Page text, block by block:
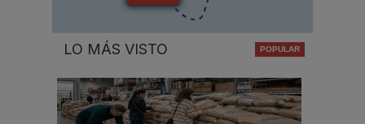
LO MÁS VISTO